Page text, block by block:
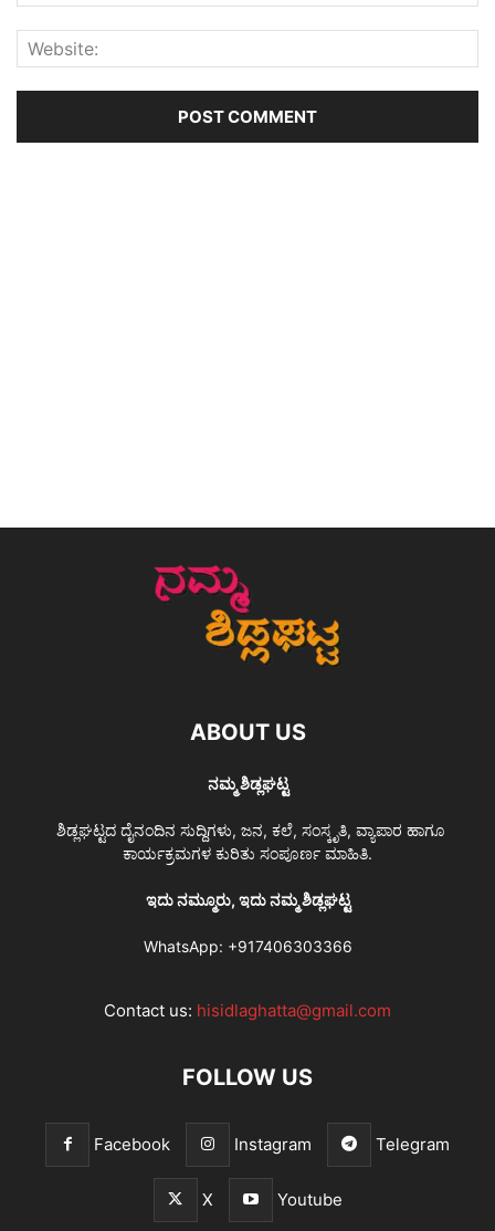
ABOUT US
ನಮ್ಮ ಶಿಡ್ಲಘಟ್ಟ
ಶಿಡ್ಲಘಟ್ಟದ ದೈನಂದಿನ ಸುದ್ದಿಗಳು, ಜನ, ಕಲೆ, ಸಂಸ್ಕೃತಿ, ವ್ಯಾಪಾರ ಹಾಗೂ
ಕಾರ್ಯಕ್ರಮಗಳ ಕುರಿತು ಸಂಪೂರ್ಣ ಮಾಹಿತಿ.
ಇದು ನಮ್ಮೂರು, ಇದು ನಮ್ಮ ಶಿಡ್ಲಘಟ್ಟ
WhatsApp: +917406303366
Contact us: hisidlaghatta@gmail.com
FOLLOW US
Facebook Instagram Telegram
X Youtube